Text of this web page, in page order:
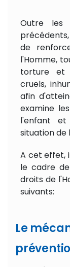
Outre les
de
l'Homme,
torture et
cruels,
afin
examine
l'enfant et
situation de
A cet effet,
le cadre
droits de
suivants:
Le